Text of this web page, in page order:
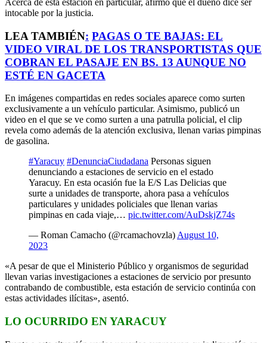
intocable por la justicia.
LEA TAMBIÉN: PAGAS O TE BAJAS: EL
VIDEO VIRAL DE LOS TRANSPORTISTAS QUE
COBRAN EL PASAJE EN BS. 13 AUNQUE NO
ESTÉ EN GACETA
En imágenes compartidas en redes sociales aparece como surten
exclusivamente a un vehículo particular. Asimismo, publicó un
video en el que se ve como surten a una patrulla policial, el clip
revela como además de la atención exclusiva, llenan varias pimpinas
de gasolina.
#Yaracuy #DenunciaCiudadana Personas siguen
denunciando a estaciones de servicio en el estado
Yaracuy. En esta ocasión fue la E/S Las Delicias que
surte a unidades de transporte, ahora pasa a vehículos
particulares y unidades policiales que llenan varias
pimpinas en cada viaje,… pic.twitter.com/AuDskjZ74s
— Roman Camacho (@rcamachovzla) August 10,
2023
«A pesar de que el Ministerio Público y organismos de seguridad
llevan varias investigaciones a estaciones de servicio por presunto
contrabando de combustible, esta estación de servicio continúa con
estas actividades ilícitas», asentó.
LO OCURRIDO EN YARACUY